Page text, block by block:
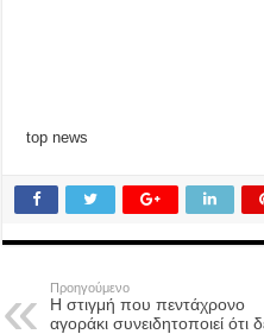
top news
Προηγούμενο
Η στιγμή που πεντάχρονο
αγοράκι συνειδητοποιεί ότι